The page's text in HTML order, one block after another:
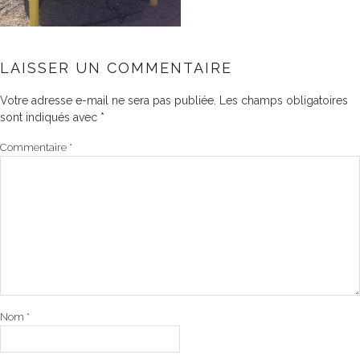
LAISSER UN COMMENTAIRE
Votre adresse e-mail ne sera pas publiée.
Les champs obligatoires
sont indiqués avec *
Commentaire *
Nom *